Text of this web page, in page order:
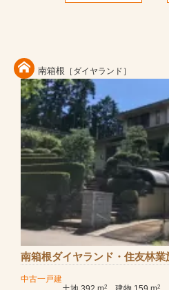
南箱根 ［ダイヤランド］
南箱根ダイヤランド・住友林業
中古一戸建
2 2